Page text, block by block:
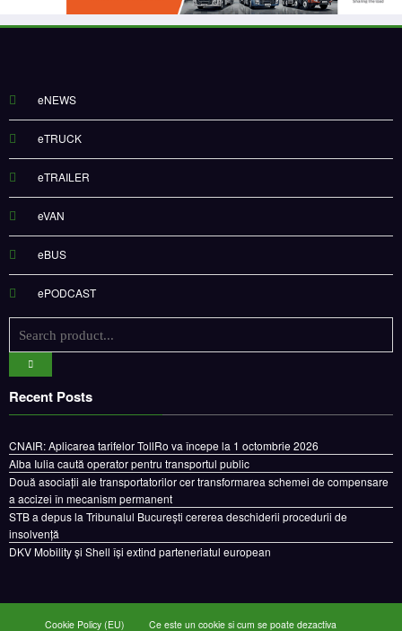
Alba Iulia caută operator pentru transportul public
Două asociații ale transportatorilor cer transformarea schemei de compensare
a accizei în mecanism permanent
STB a depus la Tribunalul București cererea deschiderii procedurii de
insolvență
DKV Mobility și Shell își extind parteneriatul european